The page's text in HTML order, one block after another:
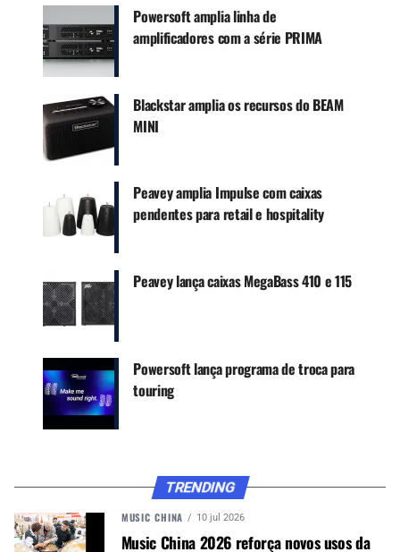
Canal WhatsApp
O Nashville Session entrega
e utiliza uma entrada de altíssima
impedância, pensada para preservar uma sinal
limpo desde o início da cadeia. O pré-
amplificador incorpora capacitores de filme e
circuitaria miniaturizada, com foco em baixo ruído
e timbres limpos com maior calor sonoro.
Um dos recursos centrais é a chave que permite
equalização. O modoSessionoferece ganho com
graves, agudos e presença ativos, além de médios
e Mid Shift passivos. O modo
busca atender tanto músicos de pedal steel
quanto guitarristas que precisam de uma base
limpa para pedais.
Powersoft amplia linha de
amplificadores com a série PRIMA
Blackstar amplia os recursos do BEAM
MINI
Peavey amplia Impulse com caixas
pendentes para retail e hospitality
Peavey lança caixas MegaBass 410 e 115
Powersoft lança programa de troca para
touring
TRENDING
MUSIC CHINA 10 jul 2026
Music China 2026 reforça novos usos da